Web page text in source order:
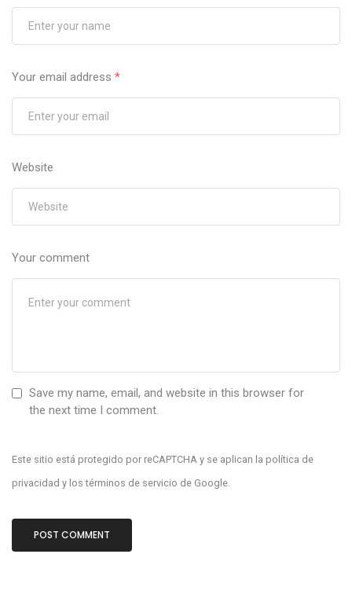
Your email address *
Website
Your comment
Save my name, email, and website in this browser for
the next time I comment.
Este sitio está protegido por reCAPTCHA y se aplican la política de
privacidad y lostérminos de servicio de Google.